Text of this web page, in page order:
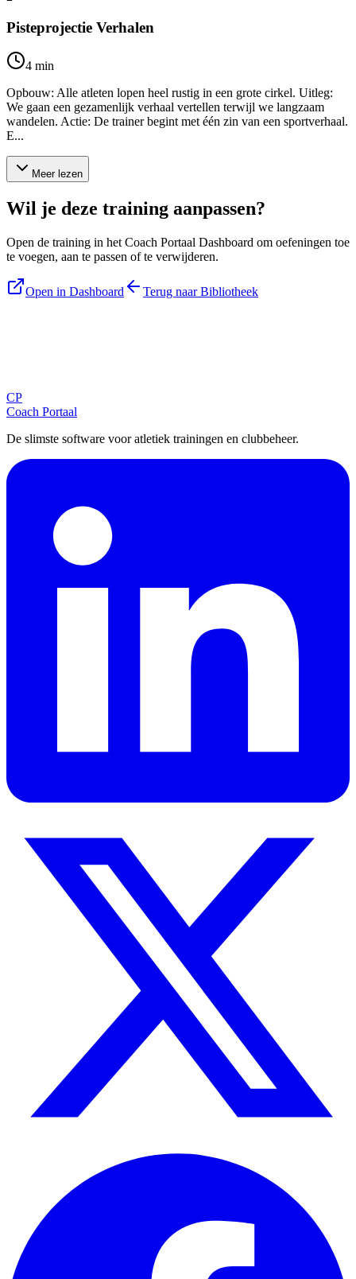
Pisteprojectie Verhalen
4 min
Opbouw: Alle atleten lopen heel rustig in een grote cirkel. Uitleg:
We gaan een gezamenlijk verhaal vertellen terwijl we langzaam
wandelen. Actie: De trainer begint met één zin van een sportverhaal.
E...
Meer lezen
Wil je deze training aanpassen?
Open de training in het Coach Portaal Dashboard om oefeningen toe
te voegen, aan te passen of te verwijderen.
Open in Dashboard Terug naar Bibliotheek
CP
Coach Portaal
De slimste software voor atletiek trainingen en clubbeheer.